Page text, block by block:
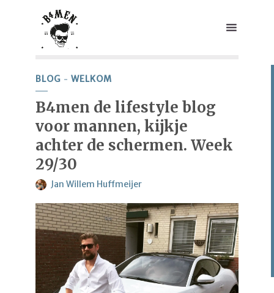
BLOG WELKOM
B4men de lifestyle blog
voor mannen, kijkje
achter de schermen. Week
29/30
Jan Willem Huffmeijer